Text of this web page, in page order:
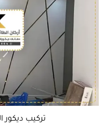
تركيب ديكور